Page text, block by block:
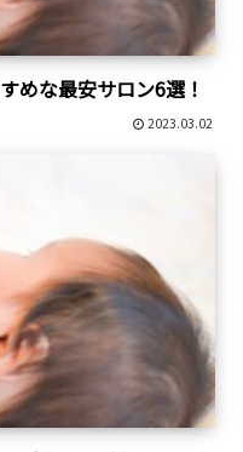
めな最安サロン6選！
2023.03.02